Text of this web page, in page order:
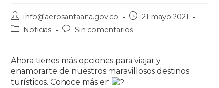
info@aerosantaana.gov.co
21 mayo 2021
Noticias
Sin comentarios
Ahora tienes más opciones para viajar y
enamorarte de nuestros maravillosos destinos
turísticos. Conoce más en